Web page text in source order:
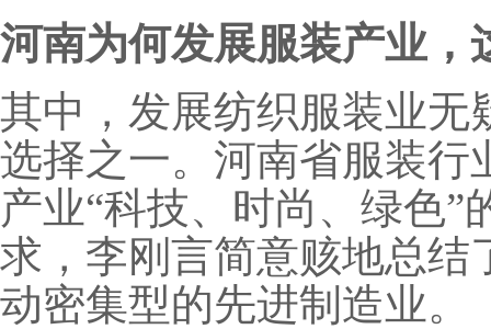
河南为何发展服装产业，
其中，发展纺织服装业无
选择之一。河南省服装行
产业“科技、时尚、绿色
求，李刚言简意赅地总结
动密集型的先进制造业。